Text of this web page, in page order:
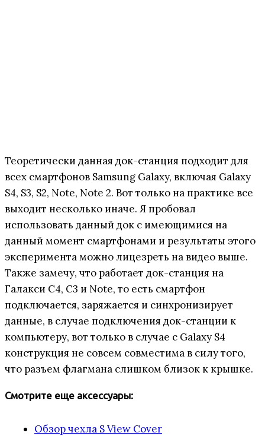
Теоретически данная док-станция подходит для
всех смартфонов Samsung Galaxy, включая Galaxy
S4, S3, S2, Note, Note 2. Вот только на практике все
выходит несколько иначе. Я пробовал
использовать данный док с имеющимися на
данный момент смартфонами и результаты этого
эксперимента можно лицезреть на видео выше.
Также замечу, что работает док-станция на
Галакси С4, С3 и Note, то есть смартфон
подключается, заряжается и синхронизирует
данные, в случае подключения док-станции к
компьютеру, вот только в случае с Galaxy S4
конструкция не совсем совместима в силу того,
что разъем флагмана слишком близок к крышке.
Смотрите еще аксессуары:
Обзор чехла S View Cover